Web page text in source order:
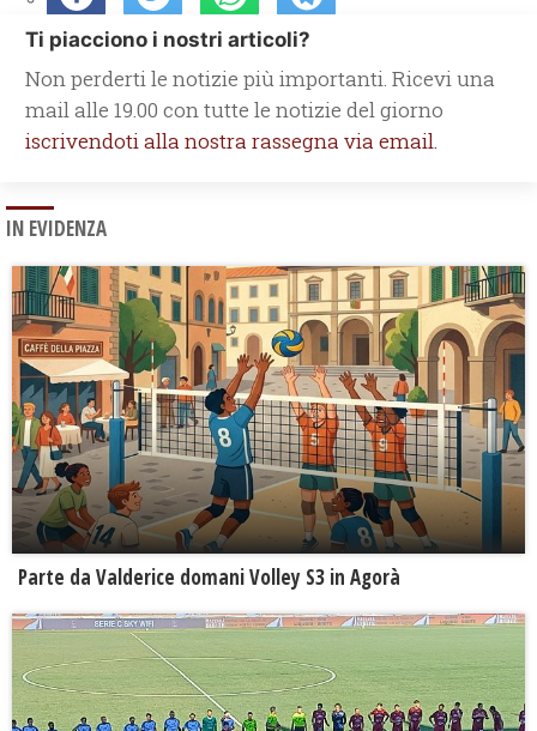
Ti piacciono i nostri articoli?
Non perderti le notizie più importanti. Ricevi una
mail alle 19.00 con tutte le notizie del giorno
iscrivendoti alla nostra rassegna via email.
IN EVIDENZA
Parte da Valderice domani Volley S3 in Agorà